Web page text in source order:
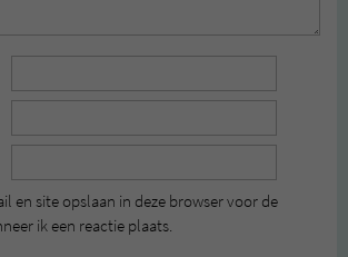
en site opslaan in deze browser voor de
ik een reactie plaats.